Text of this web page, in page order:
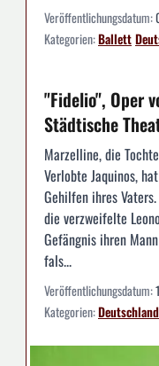
Veröffentlichungsdatum:
Kategorien:Ballett
"Fidelio", Oper
Städtische
Marzelline, die
Verlobte Jaquinos,
Gehilfen ihres
die verzweifelte
Gefängnis ihren
fals...
Veröffentlichungsdatum:
Kategorien:Deutschland